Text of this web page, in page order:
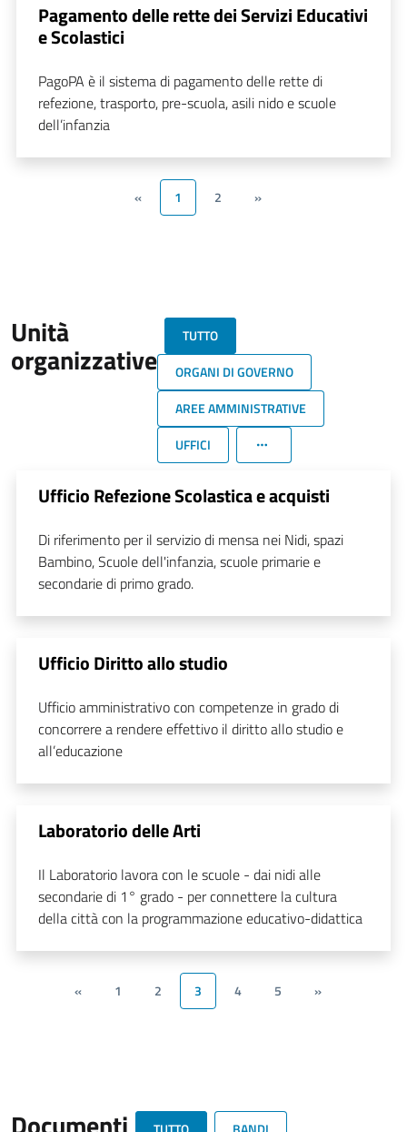
Pagamento delle rette dei Servizi Educativi
e Scolastici
PagoPA è il sistema di pagamento delle rette di
refezione, trasporto, pre-scuola, asili nido e scuole
dell’infanzia
« 1 2 »
Unità
organizzative
TUTTO
ORGANI DI GOVERNO
AREE AMMINISTRATIVE
UFFICI
Ufficio Refezione Scolastica e acquisti
Di riferimento per il servizio di mensa nei Nidi, spazi
Bambino, Scuole dell'infanzia, scuole primarie e
secondarie di primo grado.
Ufficio Diritto allo studio
Ufficio amministrativo con competenze in grado di
concorrere a rendere effettivo il diritto allo studio e
all’educazione
Laboratorio delle Arti
Il Laboratorio lavora con le scuole - dai nidi alle
secondarie di 1° grado - per connettere la cultura
della città con la programmazione educativo-didattica
« 1 2 3 4 5 »